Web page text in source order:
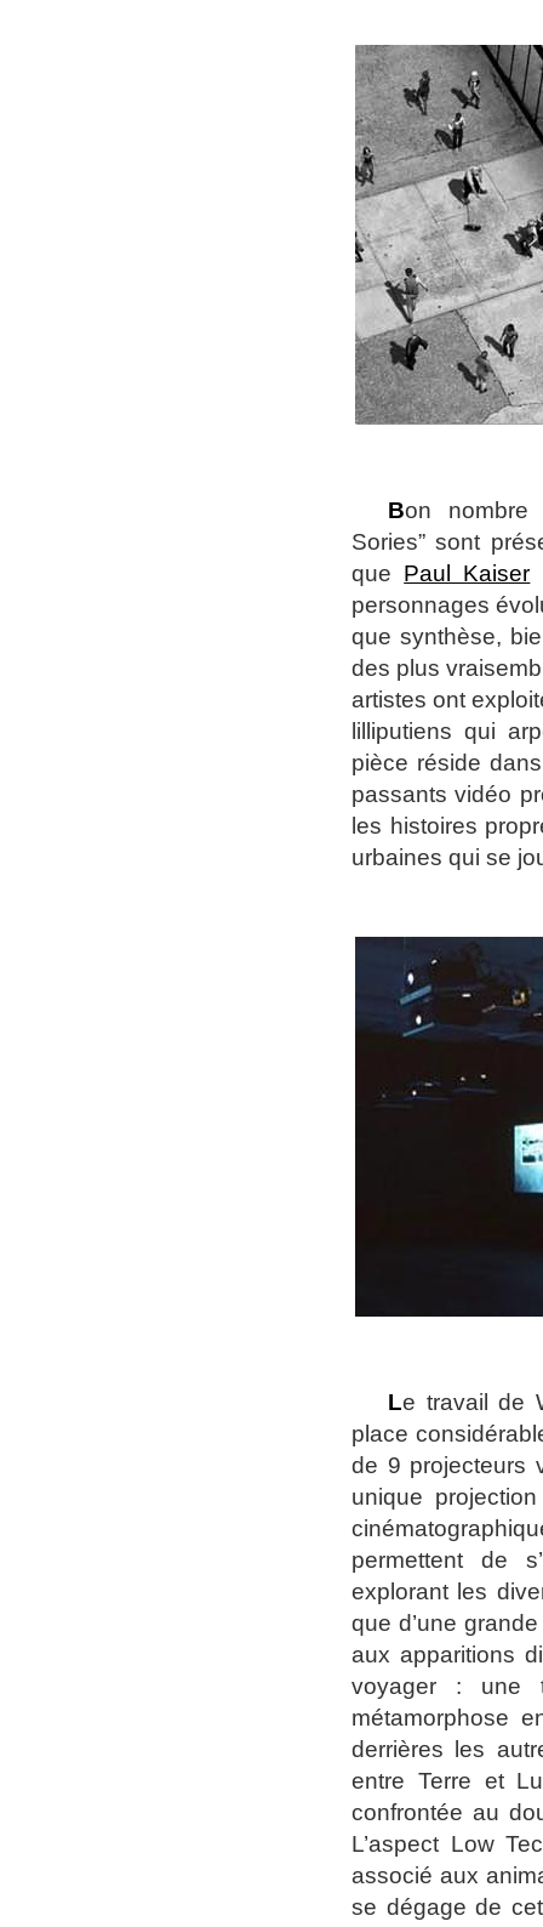
Bon nombre
Sories” sont
que Paul Kaiser
personnages
que synthèse,
des plus
artistes ont
lilliputiens qui
pièce réside
passants vidéo
les histoires
urbaines qui se
Le travail de
place
de 9 projecteurs
unique
permettent de
explorant les
que d’une
aux apparitions
voyager : une
métamorphose
derrières les
entre Terre et
confrontée au
L’aspect Low
associé aux
se dégage de